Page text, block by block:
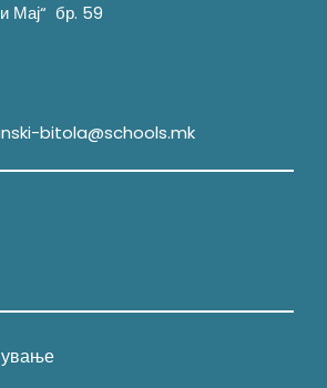
Мај“ бр. 59
bitola@schools.mk